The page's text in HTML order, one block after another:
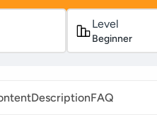
Level
Beginner
DescriptionFAQ